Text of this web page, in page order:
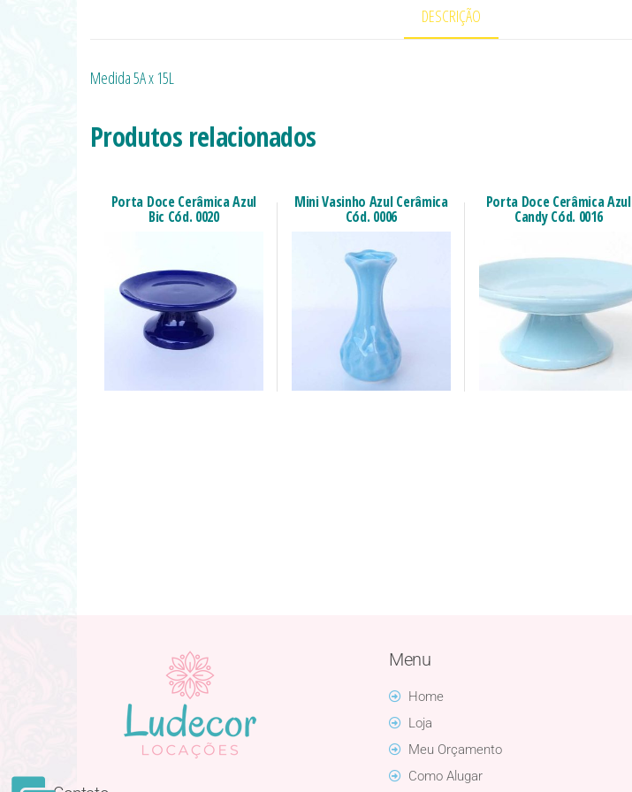
DESCRIÇÃO
Medida 5A x 15L
Produtos relacionados
Porta Doce Cerâmica Azul
Bic Cód. 0020
Mini Vasinho Azul Cerâmica
Cód. 0006
Porta Doce Cerâmica Azul
Candy Cód. 0016
Menu
Home
Loja
Meu Orçamento
Como Alugar